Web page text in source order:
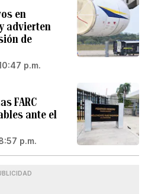
en
advierten
de
p.m.
FARC
ante el
p.m.